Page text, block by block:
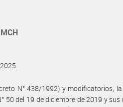
N° 438/1992) y modificatorios,
50 del 19 de diciembre de 2019 y